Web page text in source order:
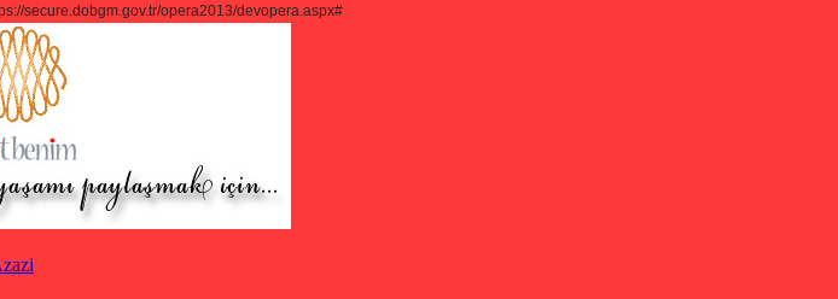
secure.dobgm.gov.tr/opera2013/devopera.aspx#